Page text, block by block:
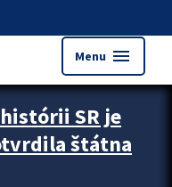
Menu menu
SR je
štátna